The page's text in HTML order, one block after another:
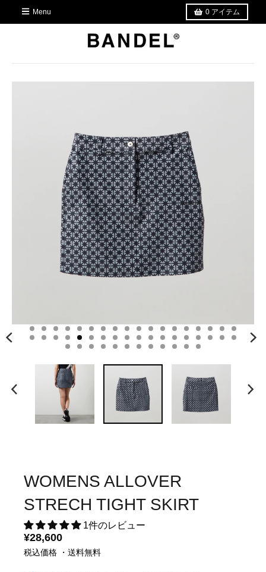
Menu 0 アイテム
WOMENS ALLOVER
STRECH TIGHT SKIRT
1件のレビュー
¥28,600
税込価格 ・送料無料